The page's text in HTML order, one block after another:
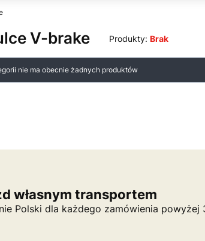
V-brake Produkty: Brak
nie ma obecnie żadnych produktów
własnym transportem
Polski dla każdego zamówienia powyżej